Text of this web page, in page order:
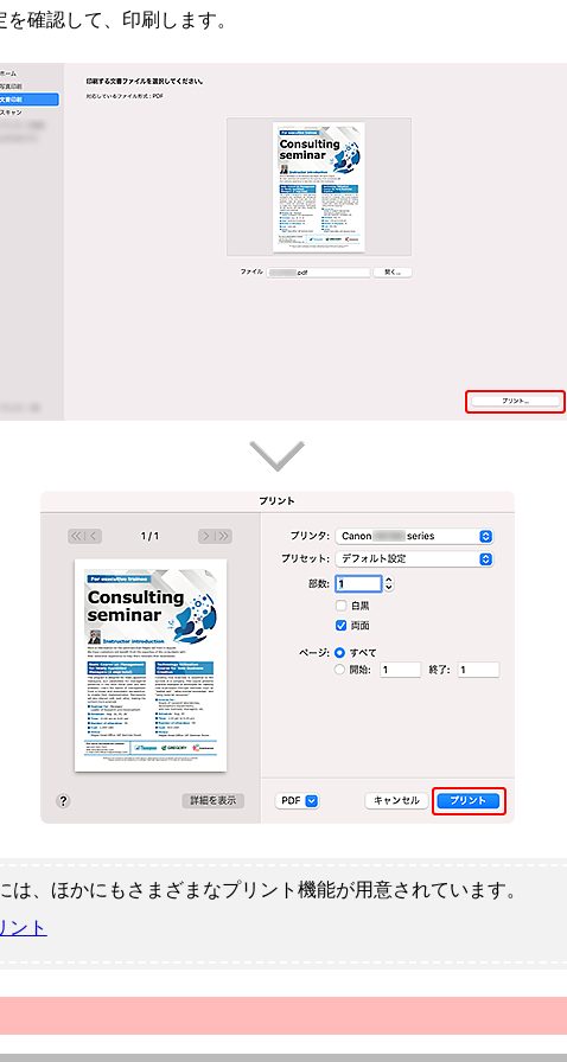
を確認して、印刷します。
は、ほかにもさまざまなプリント機能が用意されています。
ント